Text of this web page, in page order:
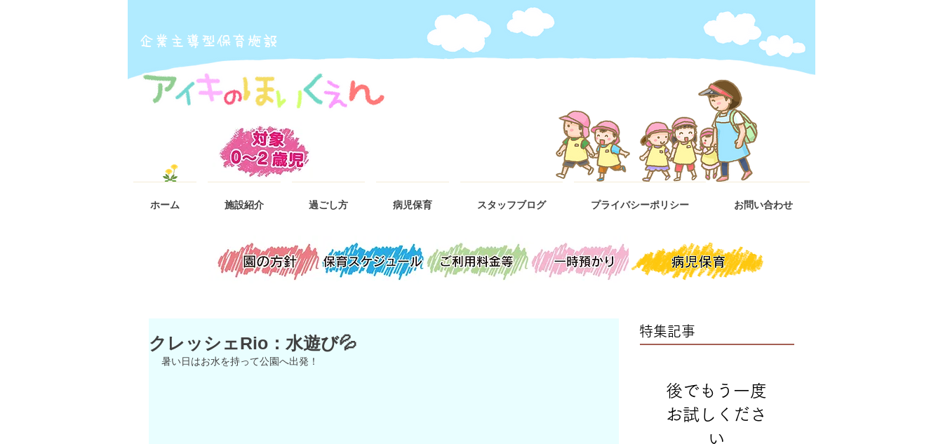
ホーム 施設紹介 過ごし方 病児保育 スタッフブログ プライバシーポリシー お問い合わせ
​企業主導型保育施設
クレッシェRio：水遊び💦
暑い日はお水を持って公園へ出発！
特集記事
後でもう一度
お試しくださ
い